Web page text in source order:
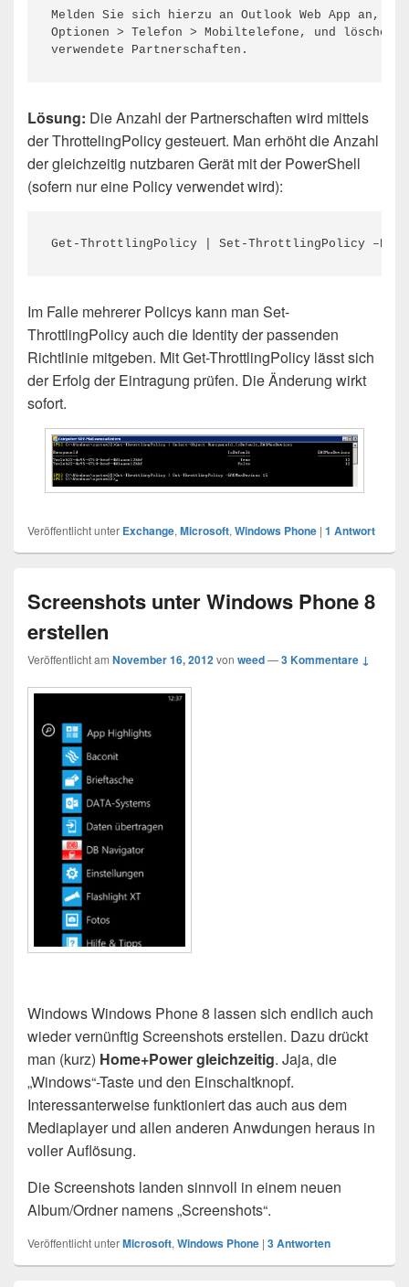
Melden Sie sich hierzu an Outlook Web App an,
Optionen > Telefon > Mobiltelefone, und löschen
verwendete Partnerschaften.
Lösung: Die Anzahl der Partnerschaften wird mittels
der ThrottelingPolicy gesteuert. Man erhöht die Anzahl
der gleichzeitig nutzbaren Gerät mit der PowerShell
(sofern nur eine Policy verwendet wird):
Get-ThrottlingPolicy | Set-ThrottlingPolicy
Im Falle mehrerer Policys kann man Set-
ThrottlingPolicy auch die Identity der passenden
Richtlinie mitgeben. Mit Get-ThrottlingPolicy lässt sich
der Erfolg der Eintragung prüfen. Die Änderung wirkt
sofort.
Veröffentlicht unter Exchange, Microsoft, Windows Phone | 1 Antwort
Screenshots unter Windows Phone 8
erstellen
Veröffentlicht am November 16, 2012 von weed—3 Kommentare ↓
Windows Windows Phone 8 lassen sich endlich auch
wieder vernünftig Screenshots erstellen. Dazu drückt
man (kurz) Home+Power gleichzeitig. Jaja, die
„Windows“-Taste und den Einschaltknopf.
Interessanterweise funktioniert das auch aus dem
Mediaplayer und allen anderen Anwdungen heraus in
voller Auflösung.
Die Screenshots landen sinnvoll in einem neuen
Album/Ordner namens „Screenshots“.
Veröffentlicht unterMicrosoft, Windows Phone | 3Antworten